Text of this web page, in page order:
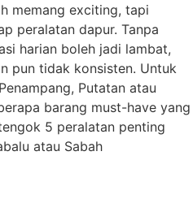
memang exciting, tapi
peralatan dapur. Tanpa
harian boleh jadi lambat,
pun tidak konsisten. Untuk
Putatan atau
barang must-have yang
5 peralatan penting
atau Sabah